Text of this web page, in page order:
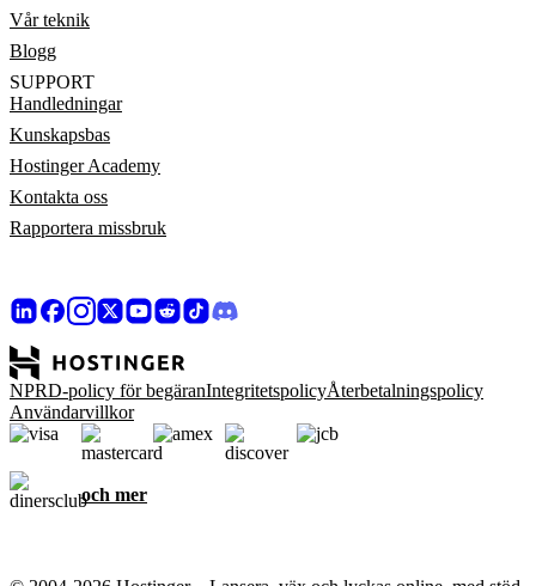
Vår teknik
Blogg
SUPPORT
Handledningar
Kunskapsbas
Hostinger Academy
Kontakta oss
Rapportera missbruk
NPRD-policy för begäranIntegritetspolicyÅterbetalningspolicy
Användarvillkor
och mer